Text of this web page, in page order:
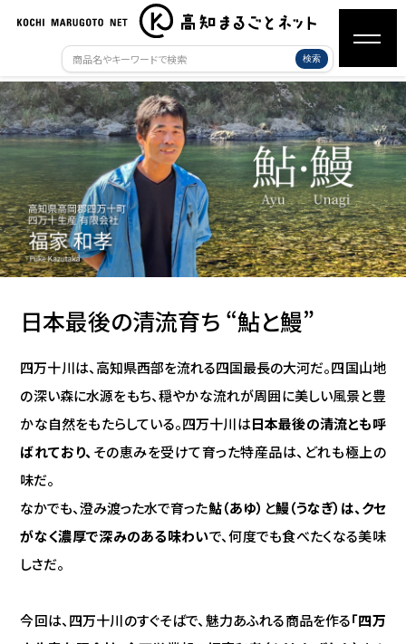
検索
日本最後の清流育ち “鮎と鰻”
四万十川は、高知県西部を流れる四国最長の大河だ。四国山地
の深い森に水源をもち、穏やかな流れが周囲に美しい風景と豊
かな自然をもたらしている。四万十川は日本最後の清流とも呼
ばれており、その恵みを受けて育った特産品は、どれも極上の
味だ。
なかでも、澄み渡った水で育った鮎（あゆ） と鰻（うなぎ）は、クセ
がなく濃厚で深みのある味わいで、何度でも食べたくなる美味
しさだ。
今回は、四万十川のすぐそばで、魅力あふれる商品を作る「四万